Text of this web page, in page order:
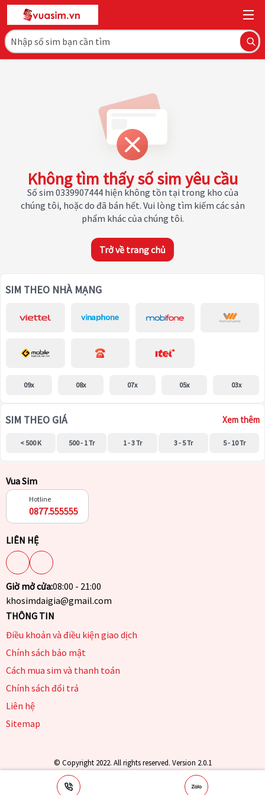
Không tìm thấy số sim yêu cầu
Số sim 0339907444 hiện không tồn tại trong kho của
chúng tôi, hoặc do đã bán hết. Vui lòng tìm kiếm các sản
phẩm khác của chúng tôi.
Trở về trang chủ
SIM THEO NHÀ MẠNG
09x 08x 07x 05x 03x
SIM THEO GIÁ Xem thêm
< 500 K 500 - 1 Tr 1 - 3 Tr 3 - 5 Tr 5 - 10 Tr
Vua Sim
Hotline
0877.555555
LIÊN HỆ
Giờ mở cửa:08:00 - 21:00
khosimdaigia@gmail.com
THÔNG TIN
Điều khoản và điều kiện giao dịch
Chính sách bảo mật
Cách mua sim và thanh toán
Chính sách đổi trả
Liên hệ
Sitemap
© Copyright 2022. All rights reserved. Version 2.0.1